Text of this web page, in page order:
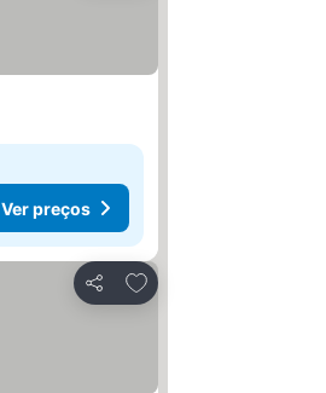
Ver preços
Partilhar
Adicionar aos favoritos